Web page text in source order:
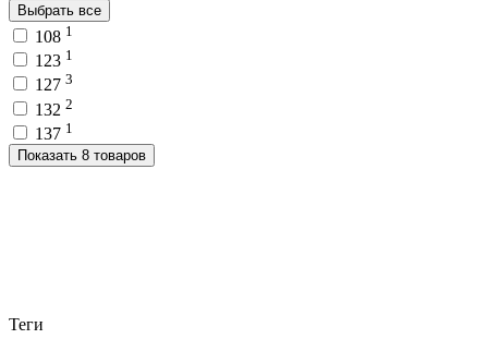
Выбрать все
108 1
123 1
127 3
132 2
137 1
Показать 8 товаров
Теги